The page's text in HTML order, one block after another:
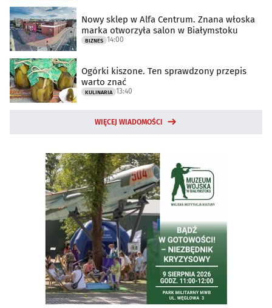
Nowy sklep w Alfa Centrum. Znana włoska
marka otworzyła salon w Białymstoku
BIZNES 14:00
Ogórki kiszone. Ten sprawdzony przepis
warto znać
KULINARIA 13:40
WIĘCEJ WIADOMOŚCI